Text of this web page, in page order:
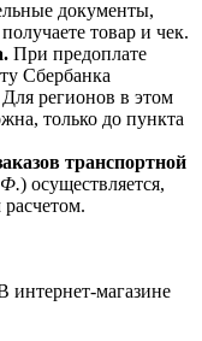
документы,
товар и чек.
При предоплате
Сбербанка
регионов в этом
только до пункта
транспортной
) осуществляется,
интернет-магазине